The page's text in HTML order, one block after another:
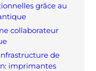
grâce au
collaborateur
de
imprimantes